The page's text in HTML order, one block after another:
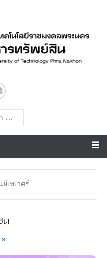
ทรัพย์สิน
ะนคร
เทเวศร์
น